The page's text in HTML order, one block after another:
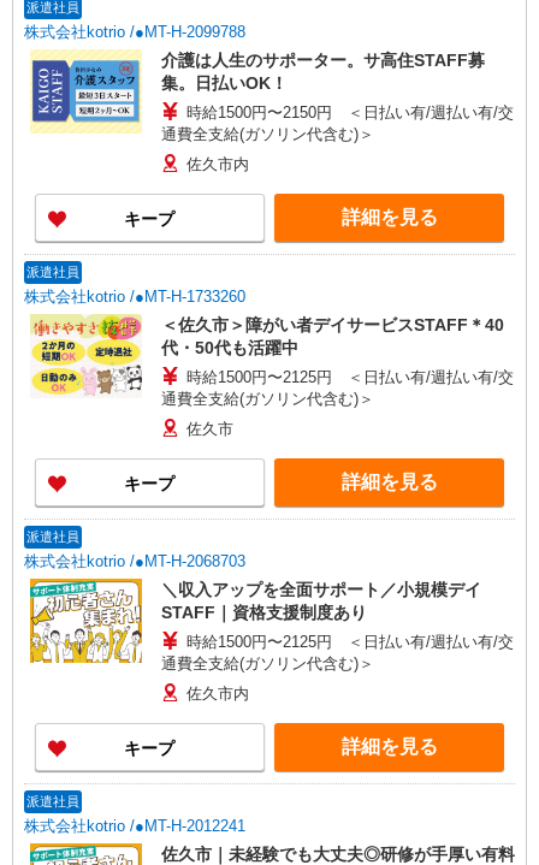
派遣社員
株式会社kotrio /●MT-H-2099788
介護は人生のサポーター。サ高住STAFF募
集。日払いOK！
時給1500円〜2150円 ＜日払い有/週払い有/交
通費全支給(ガソリン代含む)＞
佐久市内
キープ 詳細を見る
派遣社員
株式会社kotrio /●MT-H-1733260
＜佐久市＞障がい者デイサービスSTAFF＊40
代・50代も活躍中
時給1500円〜2125円 ＜日払い有/週払い有/交
通費全支給(ガソリン代含む)＞
佐久市
キープ 詳細を見る
派遣社員
株式会社kotrio /●MT-H-2068703
＼収入アップを全面サポート／小規模デイ
STAFF｜資格支援制度あり
時給1500円〜2125円 ＜日払い有/週払い有/交
通費全支給(ガソリン代含む)＞
佐久市内
キープ 詳細を見る
派遣社員
株式会社kotrio /●MT-H-2012241
佐久市｜未経験でも大丈夫◎研修が手厚い有料